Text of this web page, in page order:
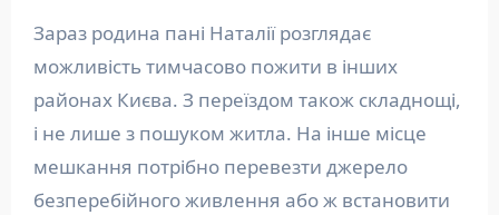
Зараз родина пані Наталії розглядає
можливість тимчасово пожити в інших
районах Києва. З переїздом також складнощі,
і не лише з пошуком житла. На інше місце
мешкання потрібно перевезти джерело
безперебійного живлення або ж встановити